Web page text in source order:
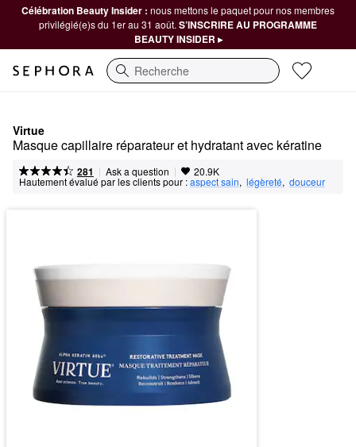
Célébration Beauty Insider : nous mettons le paquet pour nos membres
privilégié(e)s du 1er au 31 août. S’INSCRIRE AU PROGRAMME
BEAUTY INSIDER ▸
Recherche
Virtue
Masque capillaire réparateur et hydratant avec kératine
281 | Ask a question | 20.9K
Hautement évalué par les clients pour :aspect sain, légèreté, douceur